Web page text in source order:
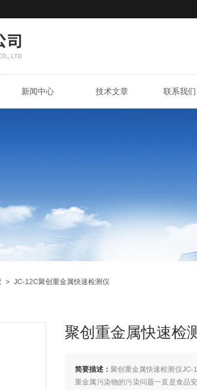
新闻中心 技术文章 联系我们
> JC-12C聚创重金属快速检测仪
聚创重金属快速检
简要描述： 聚创重金属快速检测仪JC-
重金属污染物的污染问题一直是食品